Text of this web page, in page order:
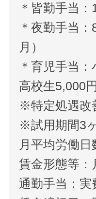
＊皆勤手当：
＊夜勤手当
月）
＊育児手当
高校生5,000円
※特定処遇改
※試用期間3
月平均労働日
賃金形態等：
通勤手当：